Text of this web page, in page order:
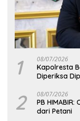
1 08/07/2026
Kapolresta
Diperiksa
2 08/07/2026
PB
dari Petani